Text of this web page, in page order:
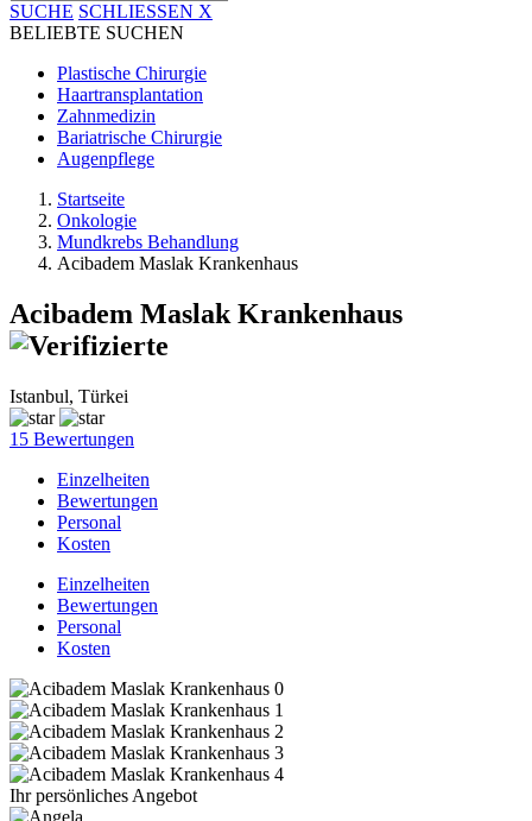
SUCHE SCHLIESSEN X
BELIEBTE SUCHEN
Plastische Chirurgie
Haartransplantation
Zahnmedizin
Bariatrische Chirurgie
Augenpflege
Startseite
Onkologie
Mundkrebs Behandlung
Acibadem Maslak Krankenhaus
Acibadem Maslak Krankenhaus
Istanbul, Türkei
15 Bewertungen
Einzelheiten
Bewertungen
Personal
Kosten
Einzelheiten
Bewertungen
Personal
Kosten
Ihr persönliches Angebot